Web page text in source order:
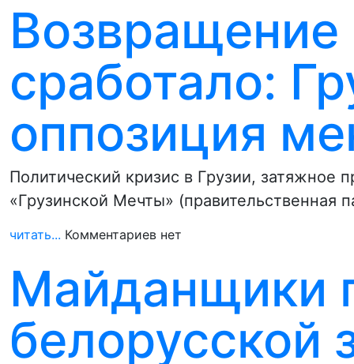
сработало:
оппозиция
Политический кризис в Грузии, затяжное
«Грузинской Мечты» (правительственная
читать... Комментариев нет
Майданщики
белорусской